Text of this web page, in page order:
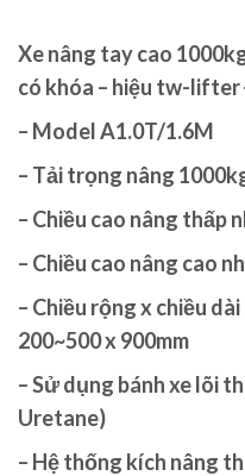
Xe nâng tay cao
có khóa – hiệu tw-lifter
– Model A1.0T/1.6M
– Tải trọng nâng
– Chiều cao nâng thấp
– Chiều cao nâng cao
– Chiều rộng x chiều
200~500 x 900mm
– Sử dụng bánh xe lõi
Uretane)
– Hệ thống kích nâng